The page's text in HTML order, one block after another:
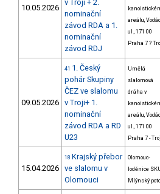
10.05.2026
v Troji + 2.
nominační
závod RDA a 1.
nominační
závod RDJ
areálu,
ul., 171 00
Praha 7 ?
09.05.2026
41 1. Český
pohár Skupiny
ČEZ ve slalomu
v Troji+ 1.
nominační
závod RDA a RD
U23
Umělá
slalomová
dráha v
areálu,
ul., 171 00
Praha 7 -
15.04.2026
18 Krajský přebor
ve slalomu v
Olomouci
Olomouc-
loděnice
Mlýnský